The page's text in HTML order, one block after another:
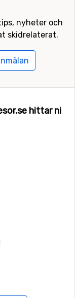
nyheter och
skidrelaterat.
hittar ni